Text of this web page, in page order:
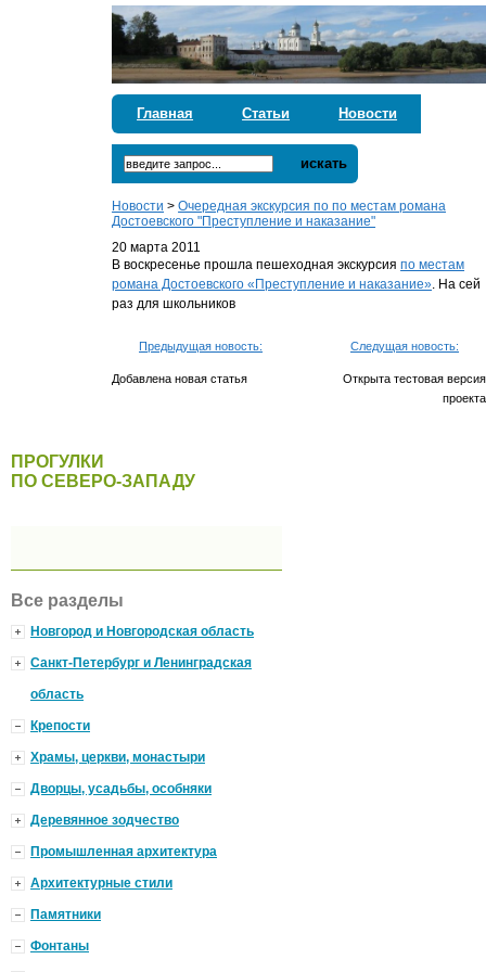
Главная Статьи Новости
искать
Новости >Очередная экскурсия по по местам романа
Достоевского "Преступление и наказание"
20 марта 2011
В воскресенье прошла пешеходная экскурсияпо местам
романа Достоевского «Преступление и наказание». На сей
раз для школьников
Следущая новость:
Открыта тестовая версия
проекта
Предыдущая новость:
Добавлена новая статья
ПРОГУЛКИ
ПО СЕВЕРО-ЗАПАДУ
Все разделы
Новгород и Новгородская область
Санкт-Петербург и Ленинградская
область
Крепости
Храмы, церкви, монастыри
Дворцы, усадьбы, особняки
Деревянное зодчество
Промышленная архитектура
Архитектурные стили
Памятники
Фонтаны